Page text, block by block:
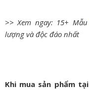
>> Xem ngay: 15+
lượng và độc đáo nhất
Khi mua sản phẩm